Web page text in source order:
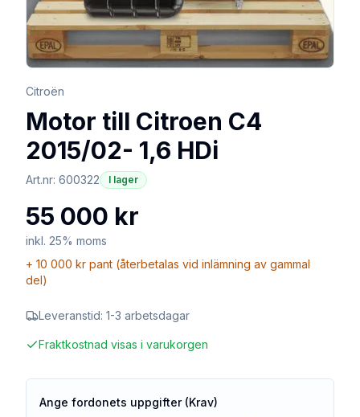
Citroën
Motor till Citroen C4
2015/02- 1,6 HDi
Art.nr: 600322 I lager
55 000 kr
inkl. 25% moms
+ 10 000 kr pant (återbetalas vid inlämning av gammal
del)
Leveranstid: 1-3 arbetsdagar
Fraktkostnad visas i varukorgen
Ange fordonets uppgifter (Krav)